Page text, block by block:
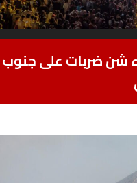
شن ضربات على جنوب